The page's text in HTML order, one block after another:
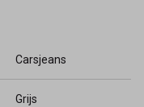
Carsjeans
Grijs